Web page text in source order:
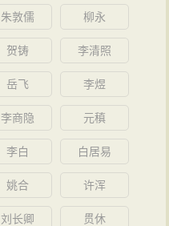
朱敦儒 柳永
贺铸 李清照
岳飞 李煜
李商隐 元稹
李白 白居易
姚合 许浑
刘长卿 贯休